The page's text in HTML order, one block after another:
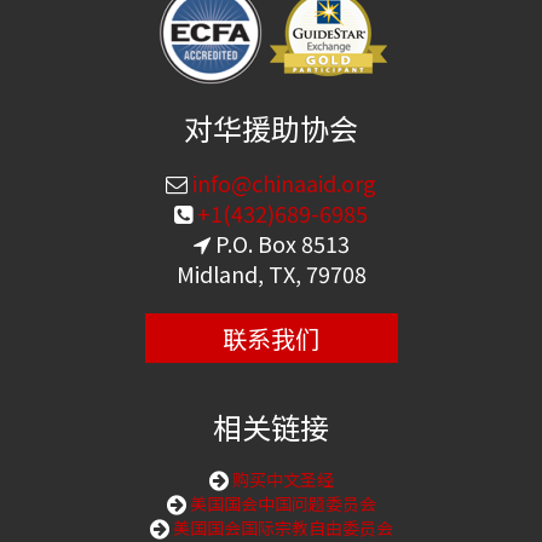
对华援助协会
info@chinaaid.org
+1(432)689-6985
P.O. Box 8513
Midland, TX, 79708
联系我们
相关链接
购买中文圣经
美国国会中国问题委员会
美国国会国际宗教自由委员会